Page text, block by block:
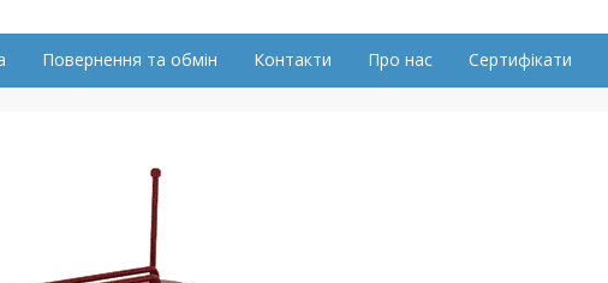
Повернення та обмін Контакти Про нас Сертифікати